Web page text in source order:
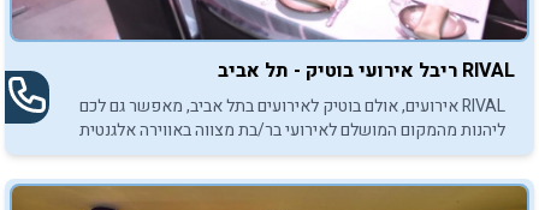
RIVAL ריבל אירועי בוטיק - תל אביב
RIVAL אירועים, אולם בוטיק לאירועים בתל אביב, מאפשר גם לכם
ליהנות מהמקום המושלם לאירועי בר/בת מצווה באווירה אלגנטית
ומפנקת במיוחד.